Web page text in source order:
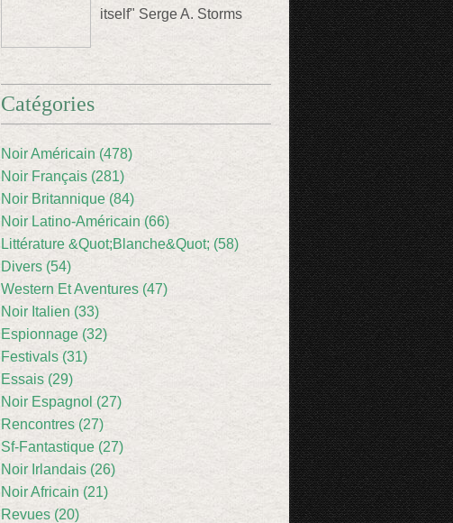
itself" Serge A. Storms
Catégories
Noir Américain (478)
Noir Français (281)
Noir Britannique (84)
Noir Latino-Américain (66)
Littérature &Quot;Blanche&Quot; (58)
Divers (54)
Western Et Aventures (47)
Noir Italien (33)
Espionnage (32)
Festivals (31)
Essais (29)
Noir Espagnol (27)
Rencontres (27)
Sf-Fantastique (27)
Noir Irlandais (26)
Noir Africain (21)
Revues (20)